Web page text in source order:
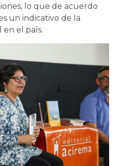
lo que de acuerdo
un indicativo de la
el país.